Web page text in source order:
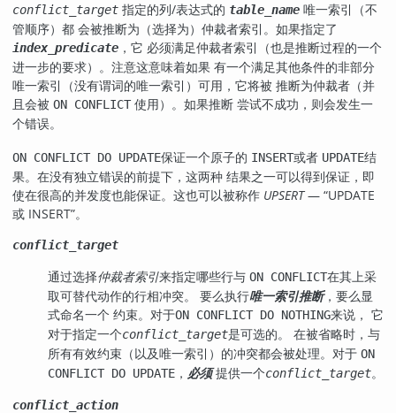
conflict_target 指定的列/表达式的 table_name 唯一索引（不
管顺序）都 会被推断为（选择为）仲裁者索引。如果指定了
index_predicate ，它 必须满足仲裁者索引（也是推断过程的一个
进一步的要求）。注意这意味着如果 有一个满足其他条件的非部分
唯一索引（没有谓词的唯一索引）可用，它将被 推断为仲裁者（并
且会被 ON CONFLICT 使用）。如果推断 尝试不成功，则会发生一
个错误。
ON CONFLICT DO UPDATE保证一个原子的 INSERT或者 UPDATE结
果。在没有独立错误的前提下，这两种 结果之一可以得到保证，即
使在很高的并发度也能保证。这也可以被称作 UPSERT— “UPDATE
或 INSERT”。
conflict_target
通过选择仲裁者索引来指定哪些行与 ON CONFLICT在其上采
取可替代动作的行相冲突。 要么执行唯一索引推断，要么显
式命名一个 约束。对于ON CONFLICT DO NOTHING来说， 它
对于指定一个conflict_target是可选的。 在被省略时，与
所有有效约束（以及唯一索引）的冲突都会被处理。对于 ON
CONFLICT DO UPDATE ， 必须提供一个conflict_target。
conflict_action